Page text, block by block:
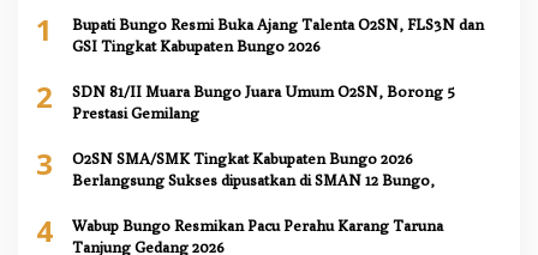
1
Bupati Bungo Resmi Buka Ajang Talenta O2SN, FLS3N dan
GSI Tingkat Kabupaten Bungo 2026
2
SDN 81/II Muara Bungo Juara Umum O2SN, Borong 5
Prestasi Gemilang
3
O2SN SMA/SMK Tingkat Kabupaten Bungo 2026
Berlangsung Sukses dipusatkan di SMAN 12 Bungo,
4
Wabup Bungo Resmikan Pacu Perahu Karang Taruna
Tanjung Gedang 2026